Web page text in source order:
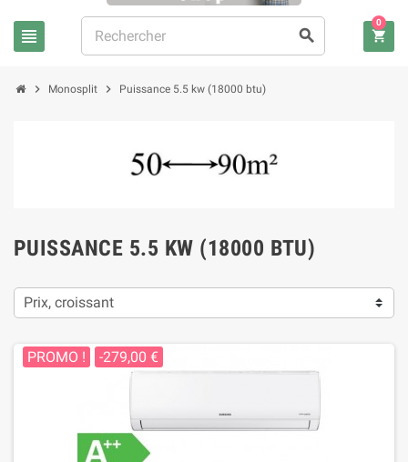
view_headline search shopping_cart
0
chevron_right Monosplit chevron_right Puissance 5.5 kw (18000 btu)
PUISSANCE 5.5 KW (18000 BTU)
Prix, croissant
PROMO ! -279,00 €